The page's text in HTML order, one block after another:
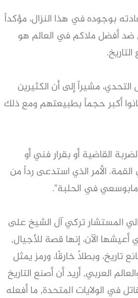
بوجوده في هذا النزال، مؤكداً
ضد أفضل ملاكم في العالم هو
مشيراً إلى أن الكثيرين
أكبر حجماً بطبيعتهم ومع ذلك
القاضية أو بقرار فني أو
الأمر الذي استدعى رداً من
في الحلبة".
المستشار تركي آل الشيخ على
الآن، إنها قصة للأجيال,
وبطلًا خارقًا، ورمز يمثل
العربي, أريد أن أصنع التاريخ
في الولايات المتحدة, ما أفعله